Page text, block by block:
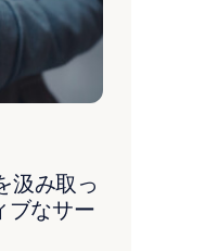
汲み取っ
なサー